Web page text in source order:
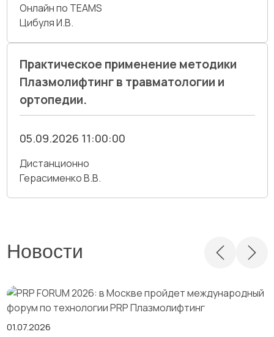
Онлайн по TEAMS
Цибуля И.В.
Практическое применение методики
Плазмолифтинг в травматологии и
ортопедии.
05.09.2026 11:00:00
Дистанционно
Герасименко В.В.
Новости
01.07.2026